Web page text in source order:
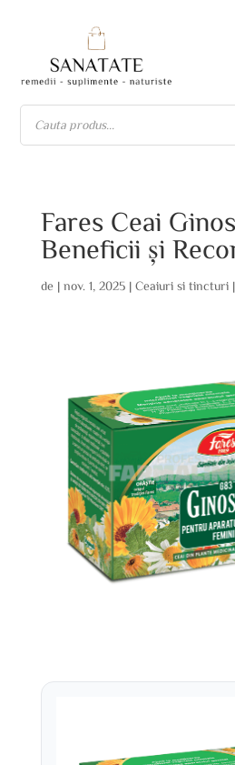
Fares Ceai
Beneficii și
de | nov. 1, 2025| Ceaiuri si tincturi|